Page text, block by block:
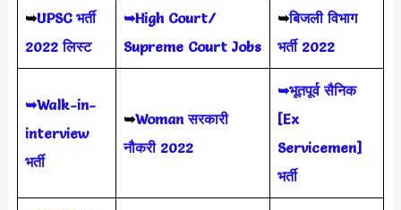
➥UPSC भर्ती
2022 लिस्ट
➥High Court/
Supreme Court Jobs
➥बिजली विभाग
भर्ती 2022
➥Walk-in-
interview
भर्ती
➥Woman सरकारी
नौकरी 2022
➥भूतपूर्व सैनिक
[Ex
Servicemen]
भर्ती